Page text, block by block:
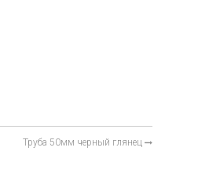
Труба 50мм черный глянец